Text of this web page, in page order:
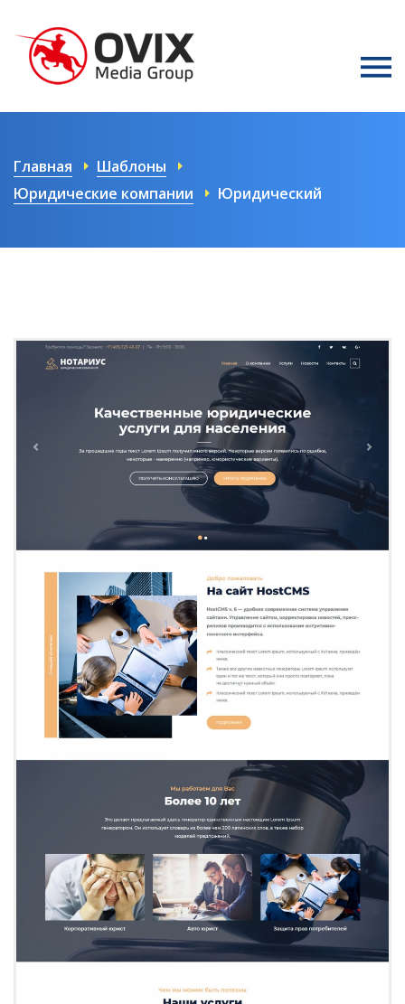
Главная
Шаблоны
Юридические компании
Юридический